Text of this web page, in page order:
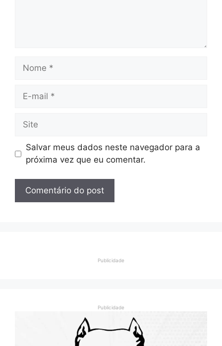
Nome
Site
Salvar meus dados neste navegador para a
próxima vez que eu comentar.
Publicidade
Publicidade